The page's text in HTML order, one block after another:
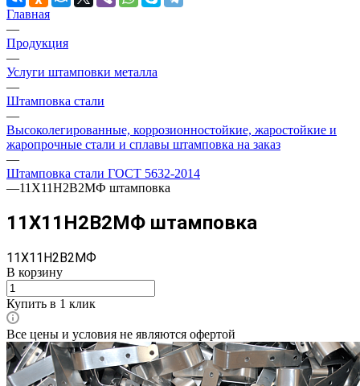
Главная
—
Продукция
—
Услуги штамповки металла
—
Штамповка стали
—
Высоколегированные, коррозионностойкие, жаростойкие и
жаропрочные стали и сплавы штамповка на заказ
—
Штамповка стали ГОСТ 5632-2014
—11X11Н2В2МФ штамповка
11X11Н2В2МФ штамповка
11X11Н2В2МФ
В корзину
Купить в 1 клик
Все цены и условия не являются офертой